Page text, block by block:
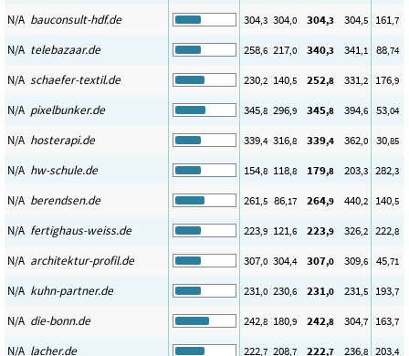
N/A bauconsult-hdf.de 304,3 304,0 304,3 304,5 161,7
N/A telebazaar.de 258,6 217,0 340,3 341,1 88,74
N/A schaefer-textil.de 230,2 140,5 252,8 331,2 176,9
N/A pixelbunker.de 345,8 296,9 345,8 394,6 53,04
N/A hosterapi.de 339,4 316,8 339,4 362,0 30,85
N/A hw-schule.de 154,8 118,8 179,8 203,3 282,3
N/A berendsen.de 261,5 86,17 264,9 440,2 140,5
N/A fertighaus-weiss.de 223,9 121,6 223,9 326,2 222,8
N/A architektur-profil.de 307,0 304,4 307,0 309,6 45,71
N/A kuhn-partner.de 231,0 230,6 231,0 231,5 193,7
N/A die-bonn.de 242,8 180,9 242,8 304,7 163,7
N/A lacher.de 222,7 208,7 222,7 236,8 203,4